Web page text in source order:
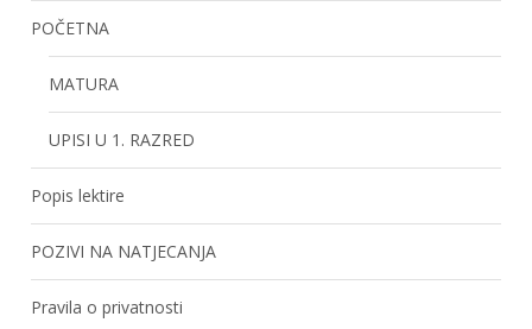
POČETNA
MATURA
UPISI U 1. RAZRED
Popis lektire
POZIVI NA NATJECANJA
Pravila o privatnosti